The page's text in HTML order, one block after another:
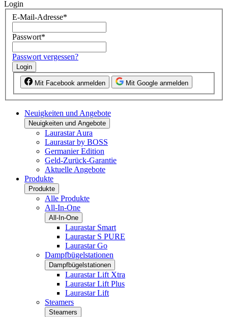
Login
E-Mail-Adresse*
Passwort*
Passwort vergessen?
Login
Mit Facebook anmelden Mit Google anmelden
Neuigkeiten und Angebote
Neuigkeiten und Angebote
Laurastar Aura
Laurastar by BOSS
Germanier Edition
Geld-Zurück-Garantie
Aktuelle Angebote
Produkte
Produkte
Alle Produkte
All-In-One
All-In-One
Laurastar Smart
Laurastar S PURE
Laurastar Go
Dampfbügelstationen
Dampfbügelstationen
Laurastar Lift Xtra
Laurastar Lift Plus
Laurastar Lift
Steamers
Steamers